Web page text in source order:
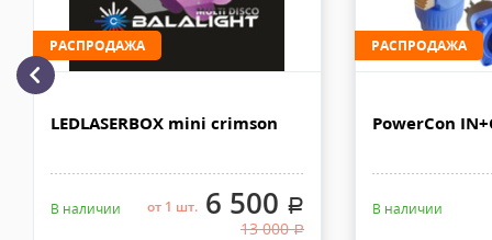
Доставка по Москве, МО и России - EMS ПОЧТА РОССИИ
Отправку заказа курьерской службой EMS осуществляем из
РАСПРОДАЖА
LEDLASERBOX mini crimson
В наличии от 1 шт.6 500 .
13 000.
РАСПРОДАЖА
PowerCon
В наличии